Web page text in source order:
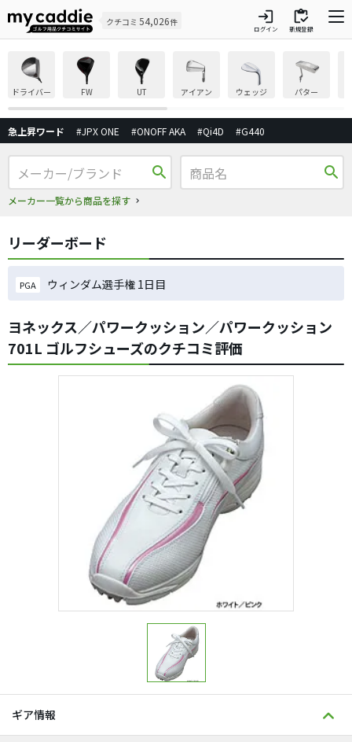
クチコミ 54,026件 login
ログイン
inventory
新規登録
ドライバー FW UT アイアン ウェッジ パター
急上昇ワード #JPX ONE #ONOFF AKA #Qi4D #G440
search
メーカー一覧から商品を探す
search
リーダーボード
PGA ウィンダム選手権 1日目
ヨネックス／パワークッション／パワークッション
701L ゴルフシューズのクチコミ評価
ギア情報